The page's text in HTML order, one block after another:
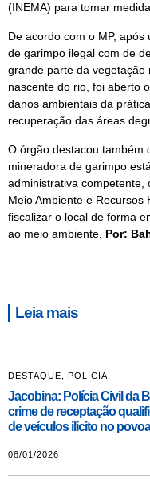
(INEMA) para tomar
De acordo com o MP,
de garimpo ilegal com de
grande parte da vegetação
nascente do rio, foi aberto
danos ambientais da
recuperação das áreas
O órgão destacou também
mineradora de garimpo
administrativa competente,
Meio Ambiente e Recursos
fiscalizar o local de forma
ao meio ambiente. Por:
Leia mais
DESTAQUE POLICIA
Jacobina: Polícia Civil da
crime de receptação
de veículos ilícito no
08/01/2026